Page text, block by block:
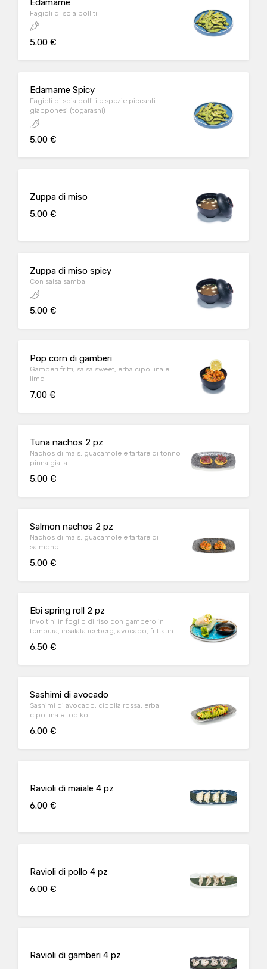
Edamame
Fagioli di soia bolliti
5.00 €
Edamame Spicy
Fagioli di soia bolliti e spezie piccanti
giapponesi (togarashi)
5.00 €
Zuppa di miso
5.00 €
Zuppa di miso spicy
Con salsa sambal
5.00 €
Pop corn di gamberi
Gamberi fritti, salsa sweet, erba cipollina e
lime
7.00 €
Tuna nachos 2 pz
Nachos di mais, guacamole e tartare di tonno
pinna gialla
5.00 €
Salmon nachos 2 pz
Nachos di mais, guacamole e tartare di
salmone
5.00 €
Ebi spring roll 2 pz
Involtini in foglio di riso con gambero in
tempura, insalata iceberg, avocado, frittatina
chili
6.50 €
Sashimi di avocado
Sashimi di avocado, cipolla rossa, erba
cipollina e tobiko
6.00 €
Ravioli di maiale 4 pz
6.00 €
Ravioli di pollo 4 pz
6.00 €
Ravioli di gamberi 4 pz